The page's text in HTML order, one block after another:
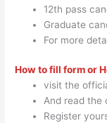
12th pass
Graduate
For more
How to fill form or
visit the
And read the
Register